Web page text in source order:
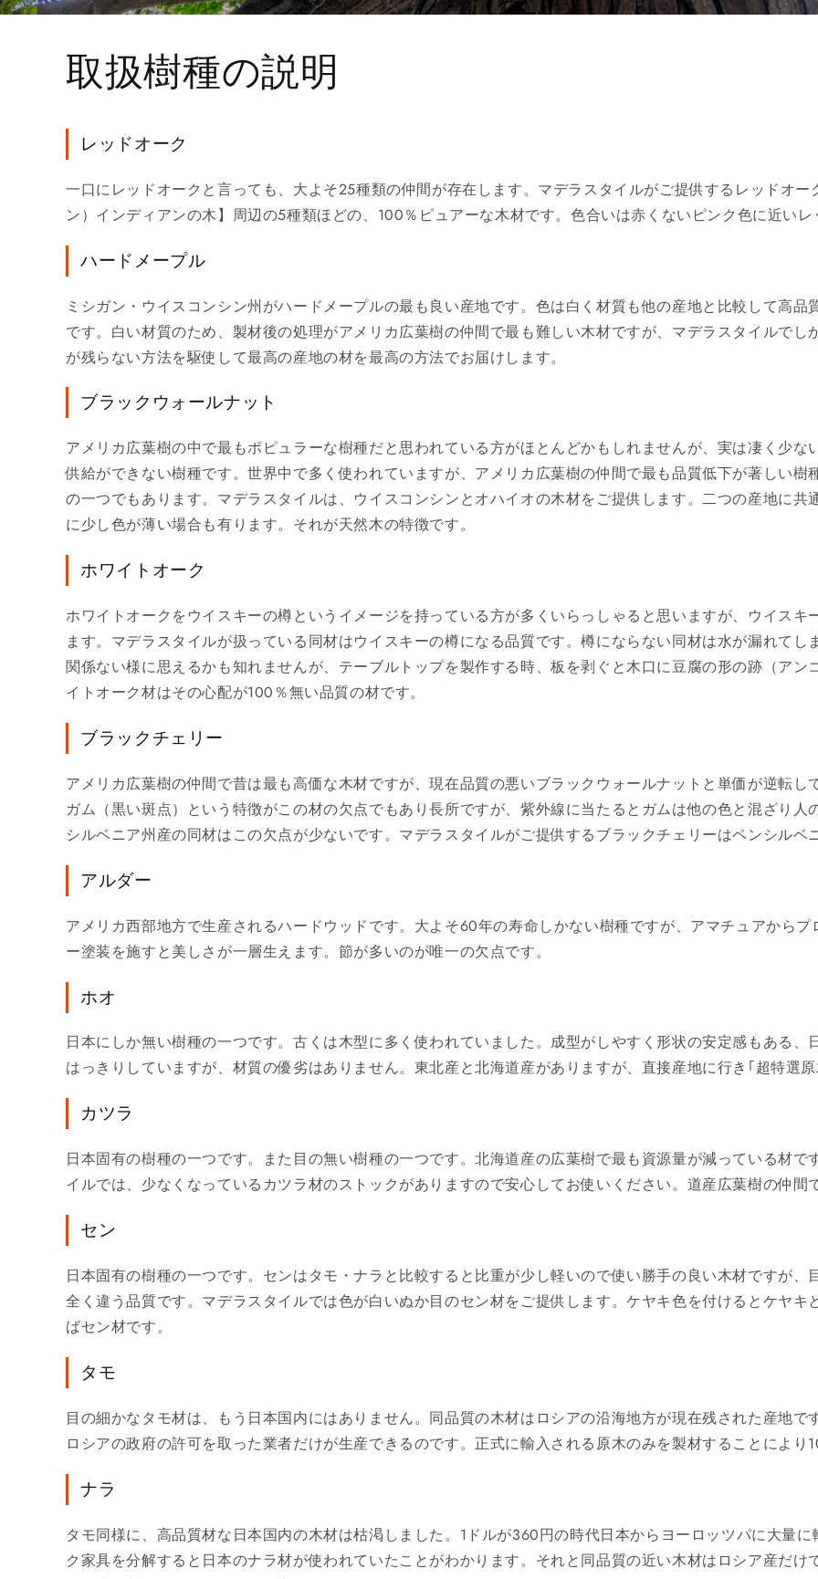
取扱樹種の説明
レッドオーク
一口にレッドオークと言っても、大よそ25種類の仲間が存在します。マデラスタイルがご提供するレッドオ
ン）インディアンの木】周辺の5種類ほどの、100％ピュアーな木材です。色合いは赤くないピンク色に近い
ハードメープル
ミシガン・ウイスコンシン州がハードメープルの最も良い産地です。色は白く材質も他の産地と比較して高
です。白い材質のため、製材後の処理がアメリカ広葉樹の仲間で最も難しい木材ですが、マデラスタイルで
が残らない方法を駆使して最高の産地の材を最高の方法でお届けします。
ブラックウォールナット
アメリカ広葉樹の中で最もポピュラーな樹種だと思われている方がほとんどかもしれませんが、実は凄く少
供給ができない樹種です。世界中で多く使われていますが、アメリカ広葉樹の仲間で最も品質低下が著しい
の一つでもあります。マデラスタイルは、ウイスコンシンとオハイオの木材をご提供します。二つの産地に
に少し色が薄い場合も有ります。それが天然木の特徴です。
ホワイトオーク
ホワイトオークをウイスキーの樽というイメージを持っている方が多くいらっしゃると思いますが、ウイス
ます。マデラスタイルが扱っている同材はウイスキーの樽になる品質です。樽にならない同材は水が漏れて
関係ない様に思えるかも知れませんが、テーブルトップを製作する時、板を剥ぐと木口に豆腐の形の跡（ア
イトオーク材はその心配が100％無い品質の材です。
ブラックチェリー
アメリカ広葉樹の仲間で昔は最も高価な木材ですが、現在品質の悪いブラックウォールナットと単価が逆転
ガム（黒い斑点）という特徴がこの材の欠点でもあり長所ですが、紫外線に当たるとガムは他の色と混ざり
シルベニア州産の同材はこの欠点が少ないです。マデラスタイルがご提供するブラックチェリーはペンシルベ
アルダー
アメリカ西部地方で生産されるハードウッドです。大よそ60年の寿命しかない樹種ですが、アマチュアから
ー塗装を施すと美しさが一層生えます。節が多いのが唯一の欠点です。
ホオ
日本にしか無い樹種の一つです。古くは木型に多く使われていました。成型がしやすく形状の安定感もある
はっきりしていますが、材質の優劣はありません。東北産と北海道産がありますが、直接産地に行き｢超特選
カツラ
日本固有の樹種の一つです。また目の無い樹種の一つです。北海道産の広葉樹で最も資源量が減っている材
イルでは、少なくなっているカツラ材のストックがありますので安心してお使いください。道産広葉樹の仲間
セン
日本固有の樹種の一つです。センはタモ・ナラと比較すると比重が少し軽いので使い勝手の良い木材ですが
全く違う品質です。マデラスタイルでは色が白いぬか目のセン材をご提供します。ケヤキ色を付けるとケヤ
ばセン材です。
タモ
目の細かなタモ材は、もう日本国内にはありません。同品質の木材はロシアの沿海地方が現在残された産地
ロシアの政府の許可を取った業者だけが生産できるのです。正式に輸入される原木のみを製材することによ
ナラ
タモ同様に、高品質材な日本国内の木材は枯渇しました。1ドルが360円の時代日本からヨーロッツパに大量
ク家具を分解すると日本のナラ材が使われていたことがわかります。それと同品質の近い木材はロシア産だ